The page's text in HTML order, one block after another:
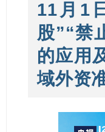
11月1
股”“禁
的应用
域外资